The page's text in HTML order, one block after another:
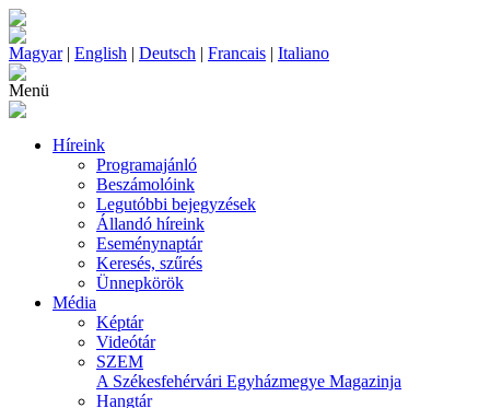
Magyar| English | Deutsch | Francais | Italiano
Menü
Híreink
Programajánló
Beszámolóink
Legutóbbi bejegyzések
Állandó híreink
Eseménynaptár
Keresés, szűrés
Ünnepkörök
Média
Képtár
Videótár
SZEM
A Székesfehérvári Egyházmegye Magazinja
Hangtár